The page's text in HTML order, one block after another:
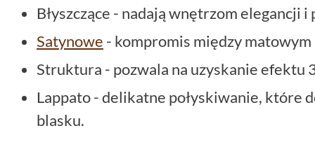
Błyszczące - nadają wnętrzom elegancji
Satynowe - kompromis między matowym
Struktura - pozwala na uzyskanie efektu
Lappato - delikatne połyskiwanie, które
blasku.